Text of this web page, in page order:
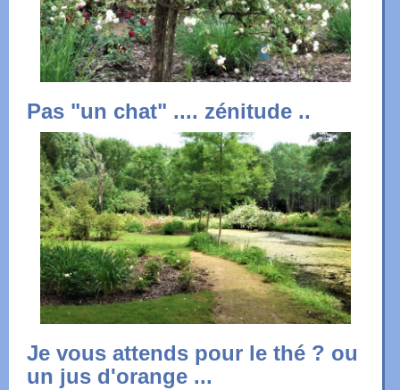
Pas "un chat" .... zénitude ..
Je vous attends pour le thé ? ou
un jus d'orange ...